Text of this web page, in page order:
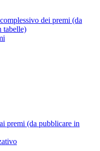
dei premi (da
tabelle)
premi (da pubblicare in